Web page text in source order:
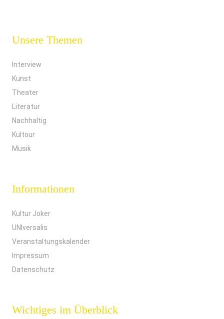
Unsere Themen
Interview
Kunst
Theater
Literatur
Nachhaltig
Kultour
Musik
Informationen
Kultur Joker
UNIversalis
Veranstaltungskalender
Impressum
Datenschutz
Wichtiges im Überblick